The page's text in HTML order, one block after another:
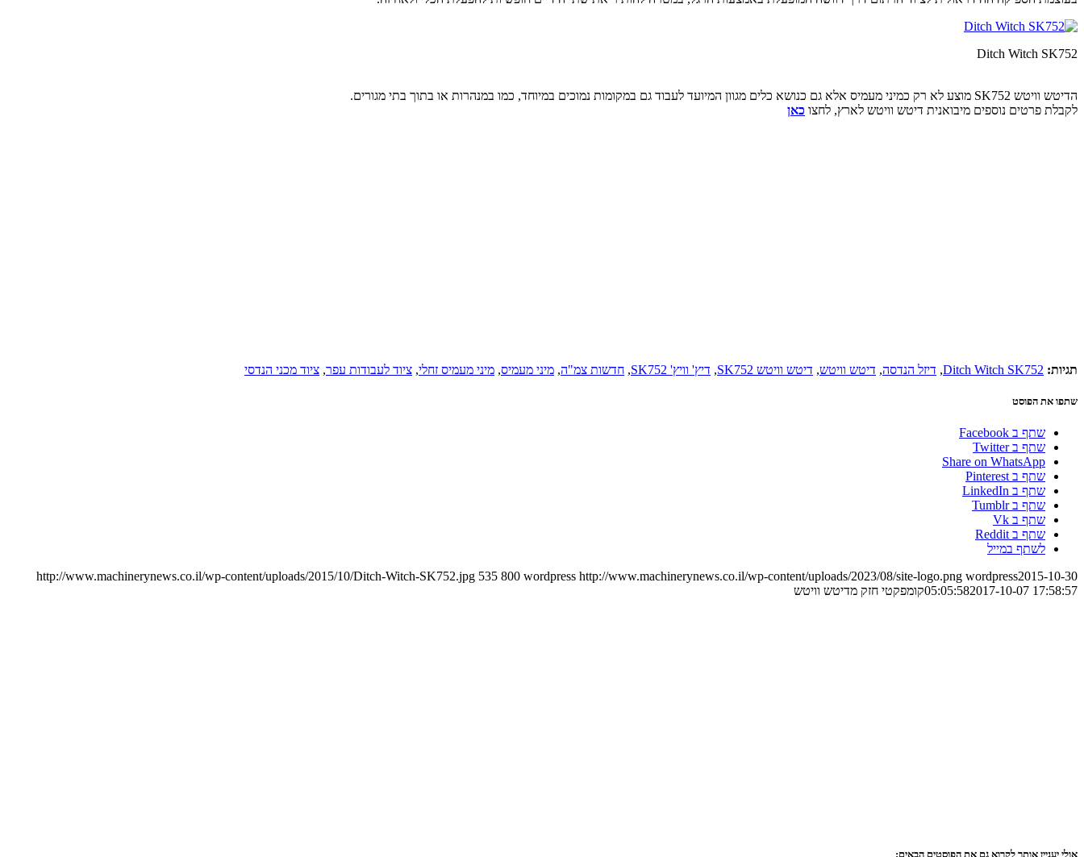
Ditch Witch SK752
הדיטש וויטש SK752 מוצע לא רק כמיני מעמיס אלא גם כנושא כלים מגוון המיועד לעבוד גם במקומות נמוכים במיוחד, כמו במנהרות או בתוך בתי מגורים.
לקבלת פרטים נוספים מיבואנית דיטש וויטש לארץ, לחצו כאן
תגיות: Ditch Witch SK752
, דיזל הנדסה, דיטש וויטש, דיטש וויטש SK752 , דיץ' וויץ' SK752 , חדשות צמ"ה, מיני מעמיס, מיני מעמיס זחלי, ציוד לעבודות עפר, ציוד מכני הנדסי
שתפו את הפוסט
שתף ב Facebook
שתף ב Twitter
Share on WhatsApp
שתף ב Pinterest
שתף ב LinkedIn
שתף ב Tumblr
שתף ב Vk
שתף ב Reddit
לשתף במייל
http://www.machinerynews.co.il/wp-content/uploads/2015/10/Ditch-Witch-SK752.jpg 535 800 wordpress http://www.machinerynews.co.il/wp-content/uploads/2023/08/site-logo.png wordpress2015-10-30
05:05:582017-10-07 17:58:57 קומפקטי חזק מדיטש וויטש
אולי יעניין אותך לקרוא גם את הפוסטים הבאים: